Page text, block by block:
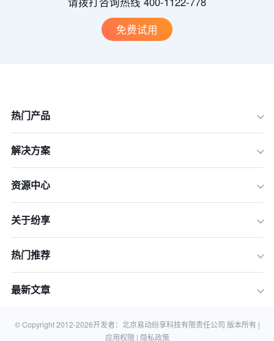
免费试用
热门产品
解决方案
资源中心
关于纷享
热门推荐
最新文章
© Copyright 2012-2026开发者：北京易动纷享科技有限责任公司 版本所有 |
应用权限 | 隐私政策